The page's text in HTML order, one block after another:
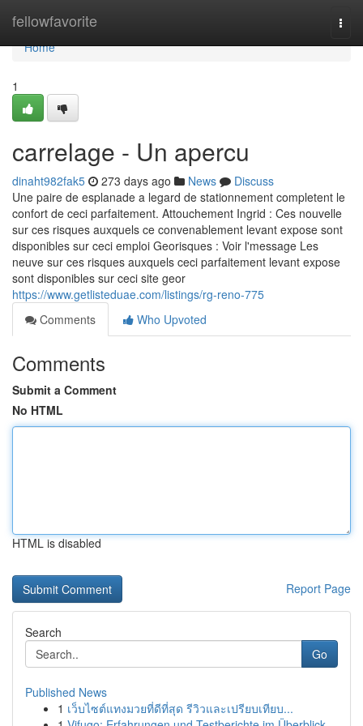
fellowfavorite
Home
Home
1
carrelage - Un apercu
dinaht982fak5 273 days ago News
Discuss
Une paire de esplanade a legard de stationnement completent le
confort de ceci parfaitement. Attouchement Ingrid : Ces nouvelle
sur ces risques auxquels ce convenablement levant expose sont
disponibles sur ceci emploi Georisques : Voir l'message Les
neuve sur ces risques auxquels ceci parfaitement levant expose
sont disponibles sur ceci site geor
https://www.getlisteduae.com/listings/rg-reno-775
Comments
Who Upvoted
Comments
Submit a Comment
No HTML
HTML is disabled
Report Page
Search
Go
Published News
1 เว็บไซต์แทงมวยที่ดีที่สุด รีวิวและเปรียบเทียบ...